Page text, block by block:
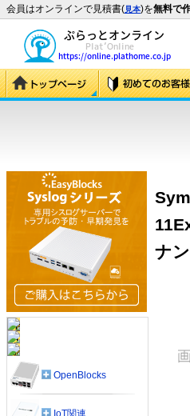
会員はオンラインで見積書(見本)を無料で
ナ
OpenBlocks
IoT関連